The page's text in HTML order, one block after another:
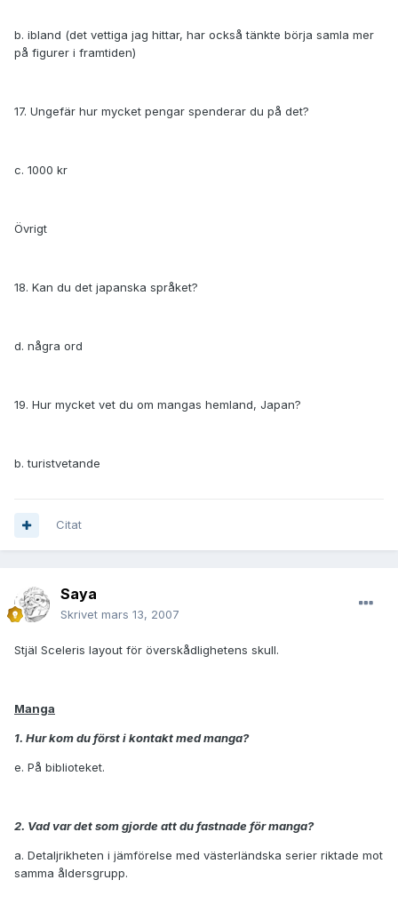
b. ibland (det vettiga jag hittar, har också tänkte börja samla mer
på figurer i framtiden)
17. Ungefär hur mycket pengar spenderar du på det?
c. 1000 kr
Övrigt
18. Kan du det japanska språket?
d. några ord
19. Hur mycket vet du om mangas hemland, Japan?
b. turistvetande
Citat
Saya
Skrivet mars 13, 2007
Stjäl Sceleris layout för överskådlighetens skull.
Manga
1. Hur kom du först i kontakt med manga?
e. På biblioteket.
2. Vad var det som gjorde att du fastnade för manga?
a. Detaljrikheten i jämförelse med västerländska serier riktade mot
samma åldersgrupp.